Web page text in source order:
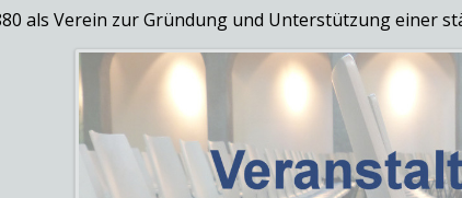
als Verein zur Gründung und Unterstützung einer